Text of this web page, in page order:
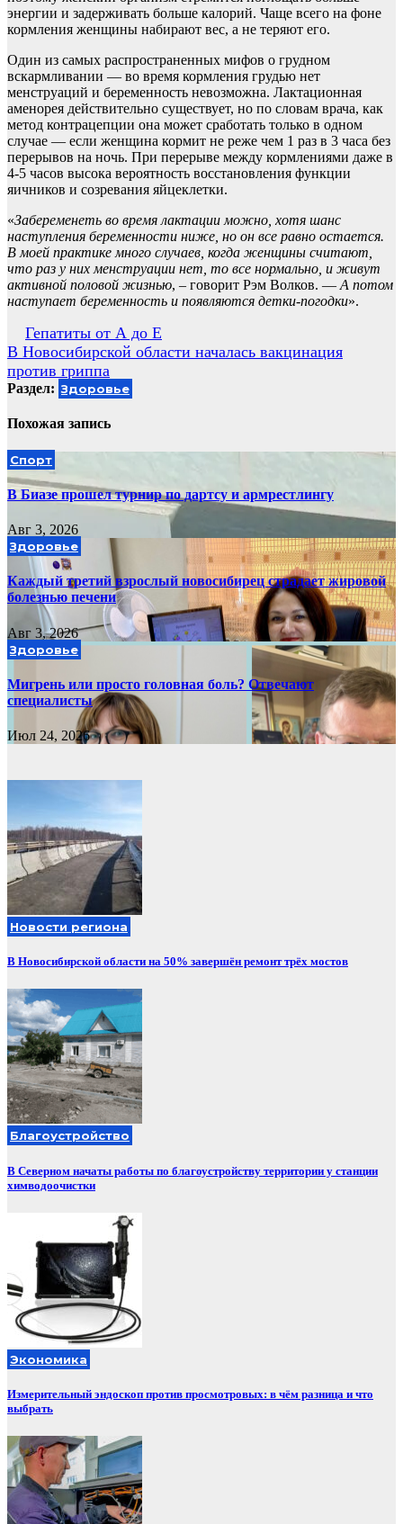
энергии и задерживать больше калорий. Чаще всего на фоне
кормления женщины набирают вес, а не теряют его.
Один из самых распространенных мифов о грудном
вскармливании — во время кормления грудью нет
менструаций и беременность невозможна. Лактационная
аменорея действительно существует, но по словам врача, как
метод контрацепции она может сработать только в одном
случае — если женщина кормит не реже чем 1 раз в 3 часа без
перерывов на ночь. При перерыве между кормлениями даже в
4-5 часов высока вероятность восстановления функции
яичников и созревания яйцеклетки.
«Забеременеть во время лактации можно, хотя шанс
наступления беременности ниже, но он все равно остается.
В моей практике много случаев, когда женщины считают,
что раз у них менструации нет, то все нормально, и живут
активной половой жизнью, – говорит Рэм Волков. — А потом
наступает беременность и появляются детки-погодки».
Навигация
по
записям
Гепатиты от А до Е
В Новосибирской области началась вакцинация
против гриппа
Раздел: Здоровье
Похожая запись
Спорт
В Биазе прошел турнир по дартсу и армрестлингу
Авг 3, 2026
Здоровье
Каждый третий взрослый новосибирец страдает жировой
болезнью печени
Авг 3, 2026
Здоровье
Мигрень или просто головная боль? Отвечают
специалисты
Июл 24, 2026
Новости региона
В Новосибирской области на 50% завершён ремонт трёх мостов
Благоустройство
В Северном начаты работы по благоустройству территории у станции
химводоочистки
Экономика
Измерительный эндоскоп против просмотровых: в чём разница и что
выбрать